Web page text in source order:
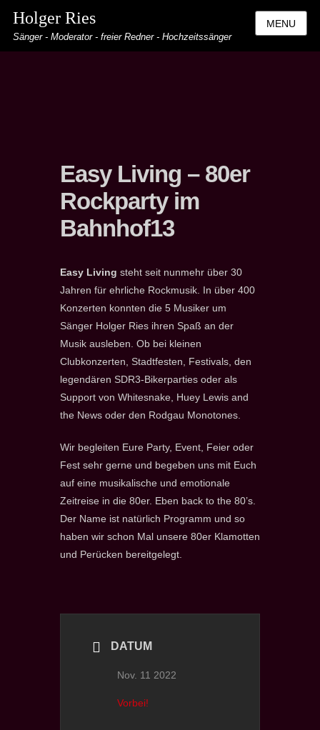
Holger Ries
Sänger - Moderator - freier Redner - Hochzeitssänger
MENU
Easy Living – 80er
Rockparty im
Bahnhof13
Easy Living steht seit nunmehr über 30
Jahren für ehrliche Rockmusik. In über 400
Konzerten konnten die 5 Musiker um
Sänger Holger Ries ihren Spaß an der
Musik ausleben. Ob bei kleinen
Clubkonzerten, Stadtfesten, Festivals, den
legendären SDR3-Bikerparties oder als
Support von Whitesnake, Huey Lewis and
the News oder den Rodgau Monotones.
Wir begleiten Eure Party, Event, Feier oder
Fest sehr gerne und begeben uns mit Euch
auf eine musikalische und emotionale
Zeitreise in die 80er. Eben back to the 80’s.
Der Name ist natürlich Programm und so
haben wir schon Mal unsere 80er Klamotten
und Perücken bereitgelegt.
DATUM
Nov. 11 2022
Vorbei!